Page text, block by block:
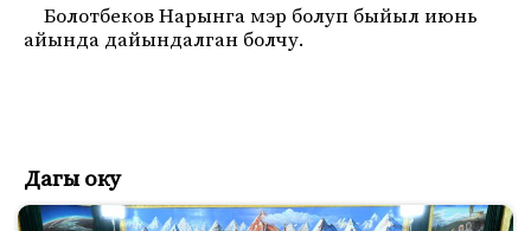
Болотбеков Нарынга мэр болуп быйыл июнь
айында дайындалган болчу.
Дагы оку